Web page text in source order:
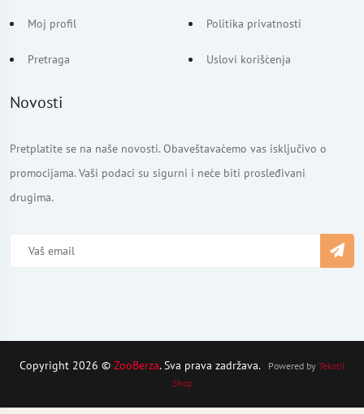
Moj profil
Pretraga
Politika privatnosti
Uslovi korišćenja
Novosti
Pretplatite se na naše novosti. Obaveštavaćemo vas isključivo o
promocijama. Vaši podaci su sigurni i neće biti prosleđivani
drugima.
Copyright 2026 © ZooBerza. Sva prava zadržava. Powered by Tekstil
Shop